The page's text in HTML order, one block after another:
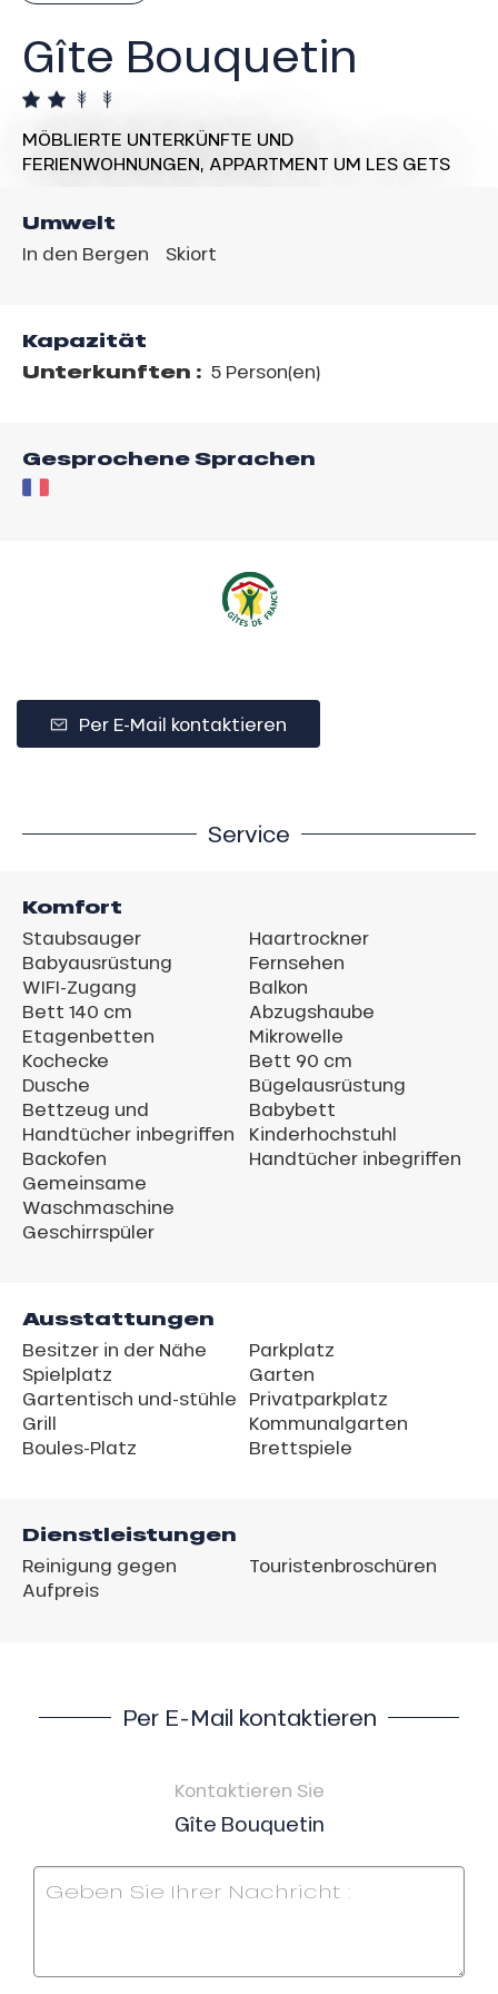
Gîte Bouquetin
MÖBLIERTE UNTERKÜNFTE UND
FERIENWOHNUNGEN, APPARTMENT UM LES GETS
Umwelt
In den Bergen Skiort
Kapazität
Unterkunften : 5 Person(en)
Gesprochene Sprachen
Per E-Mail kontaktieren
Service
Komfort
Staubsauger
Babyausrüstung
WIFI-Zugang
Bett 140 cm
Etagenbetten
Kochecke
Dusche
Bettzeug und
Handtücher inbegriffen
Backofen
Gemeinsame
Waschmaschine
Geschirrspüler
Haartrockner
Fernsehen
Balkon
Abzugshaube
Mikrowelle
Bett 90 cm
Bügelausrüstung
Babybett
Kinderhochstuhl
Handtücher inbegriffen
Ausstattungen
Besitzer in der Nähe
Spielplatz
Gartentisch und-stühle
Grill
Boules-Platz
Parkplatz
Garten
Privatparkplatz
Kommunalgarten
Brettspiele
Dienstleistungen
Reinigung gegen
Aufpreis
Touristenbroschüren
Per E-Mail kontaktieren
Kontaktieren Sie
Gîte Bouquetin